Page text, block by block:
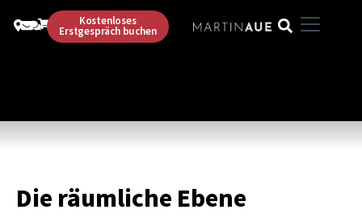
Kostenloses
Erstgespräch buchen
Die räumliche Ebene